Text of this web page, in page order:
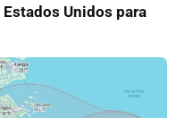
Unidos para